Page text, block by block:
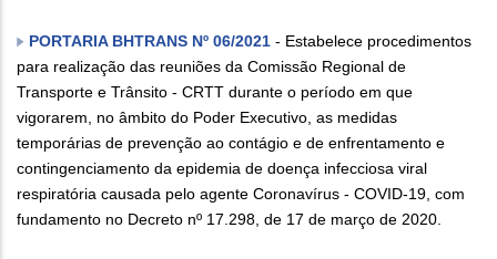
PORTARIA BHTRANS Nº 06/2021 - Estabelece procedimentos
para realização das reuniões da Comissão Regional de
Transporte e Trânsito - CRTT durante o período em que
vigorarem, no âmbito do Poder Executivo, as medidas
temporárias de prevenção ao contágio e de enfrentamento e
contingenciamento da epidemia de doença infecciosa viral
respiratória causada pelo agente Coronavírus - COVID-19, com
fundamento no Decreto nº 17.298, de 17 de março de 2020.